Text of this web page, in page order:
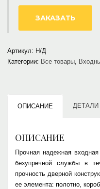
ЗАКАЗАТЬ
Артикул: Н/Д
Категории: Все товары,
ОПИСАНИЕ ДЕТАЛИ
ОПИСАНИЕ
Прочная надежная
безупречной службы в
прочность дверной
ее элемента: полотно,